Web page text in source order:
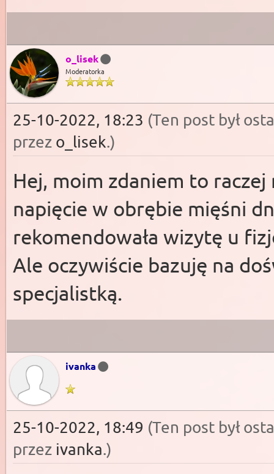
o_lisek
Moderatorka
25-10-2022, 18:23 (Ten post był
przez o_lisek.)
Hej, moim zdaniem to
napięcie w obrębie mięśni
rekomendowała wizytę u
Ale oczywiście bazuję na
specjalistką.
ivanka
25-10-2022, 18:49 (Ten post był
przez ivanka.)